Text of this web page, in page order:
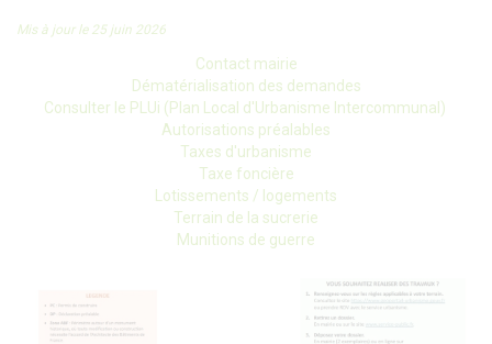
Mis à jour le 25 juin 2026
Contact mairie
Dématérialisation des demandes
Consulter le PLUi (Plan Local d'Urbanisme Intercommunal)
Autorisations préalables
Taxes d'urbanisme
Taxe foncière
Lotissements / logements
Terrain de la sucrerie
Munitions de guerre